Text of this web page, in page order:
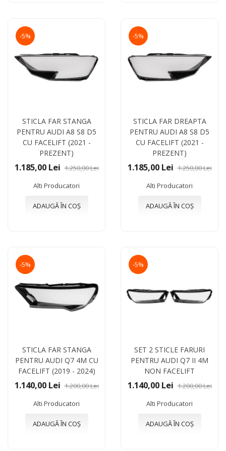
-5%
STICLA FAR STANGA
PENTRU AUDI A8 S8 D5
CU FACELIFT (2021 -
PREZENT)
1.185,00 Lei 1.250,00 Lei
Alti Producatori
ADAUGĂ ÎN COȘ
-5%
STICLA FAR DREAPTA
PENTRU AUDI A8 S8 D5
CU FACELIFT (2021 -
PREZENT)
1.185,00 Lei 1.250,00 Lei
Alti Producatori
ADAUGĂ ÎN COȘ
-5%
STICLA FAR STANGA
PENTRU AUDI Q7 4M CU
FACELIFT (2019 - 2024)
1.140,00 Lei 1.200,00 Lei
Alti Producatori
ADAUGĂ ÎN COȘ
-5%
SET 2 STICLE FARURI
PENTRU AUDI Q7 II 4M
NON FACELIFT
1.140,00 Lei 1.200,00 Lei
Alti Producatori
ADAUGĂ ÎN COȘ